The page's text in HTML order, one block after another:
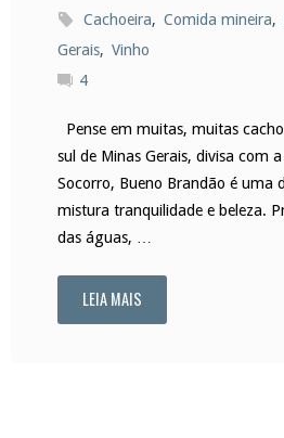
Cachoeira, Comida mineira,
Gerais, Vinho
4
Pense em muitas, muitas
sul de Minas Gerais, divisa com
Socorro, Bueno Brandão é uma
mistura tranquilidade e beleza.
das águas, …
LEIA MAIS"Bueno